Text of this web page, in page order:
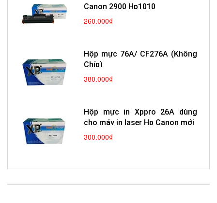
Canon 2900 Hp1010
260.000₫
Hộp mực 76A/ CF276A (Không
Chíp)
380.000₫
Hộp mực in Xppro 26A dùng
cho máy in laser Hp Canon mới
300.000₫